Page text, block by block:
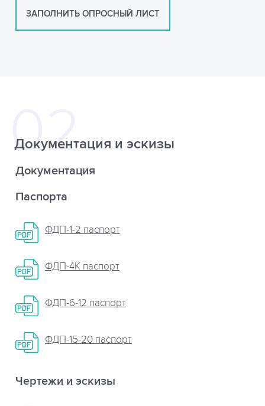
ЗАПОЛНИТЬ ОПРОСНЫЙ ЛИСТ
Документация и эскизы
Документация
Паспорта
ФДП-1-2 паспорт
ФДП-4К паспорт
ФДП-6-12 паспорт
ФДП-15-20 паспорт
Чертежи и эскизы